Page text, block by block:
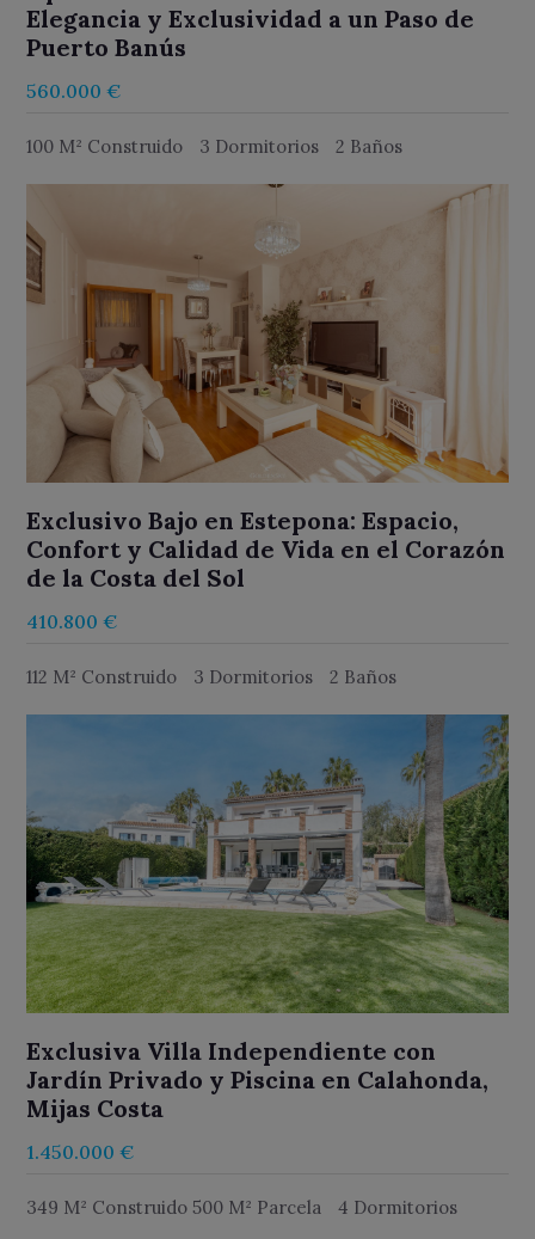
Elegancia y Exclusividad a un Paso de
Puerto Banús
560.000 €
100 M² Construido 3 Dormitorios 2 Baños
Exclusivo Bajo en Estepona: Espacio,
Confort y Calidad de Vida en el Corazón
de la Costa del Sol
410.800 €
112 M² Construido 3 Dormitorios 2 Baños
Exclusiva Villa Independiente con
Jardín Privado y Piscina en Calahonda,
Mijas Costa
1.450.000 €
349 M² Construido 500 M² Parcela 4 Dormitorios